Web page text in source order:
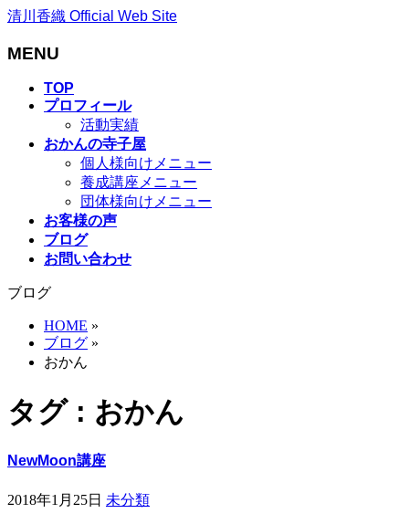
清川香織 Official Web Site
MENU
TOP
プロフィール
活動実績
おかんの寺子屋
個人様向けメニュー
養成講座メニュー
団体様向けメニュー
お客様の声
ブログ
お問い合わせ
ブログ
HOME »
ブログ »
おかん
タグ : おかん
NewMoon講座
2018年1月25日 未分類